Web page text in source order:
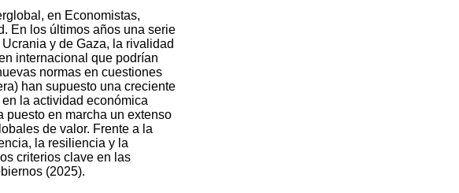
en Economistas,
En los últimos años una serie
y de Gaza, la rivalidad
internacional que podrían
normas en cuestiones
han supuesto una creciente
la actividad económica
puesto en marcha un extenso
de valor. Frente a la
la resiliencia y la
criterios clave en las
(2025).